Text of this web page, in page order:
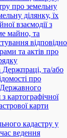
про земельну
ділянку, їх
взаємодії з
майно, та
відповідно
та актів про
Держпраці, та/або
про
картографічної
карти
кадастру у
ведення